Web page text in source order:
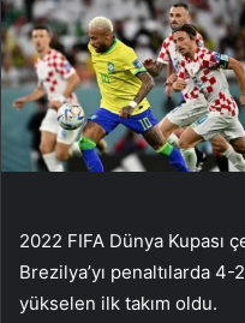
2022 FIFA Dünya Kupası
Brezilya’yı penaltılarda
yükselen ilk takım oldu.